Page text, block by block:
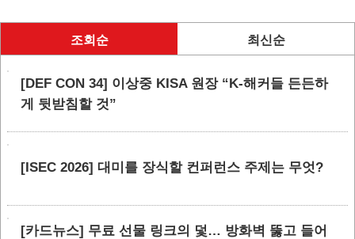
조회순 최신순
[DEF CON 34] 이상중 KISA 원장 “K-해커들 든든하
게 뒷받침할 것”
[ISEC 2026] 대미를 장식할 컨퍼런스 주제는 무엇?
[카드뉴스] 무료 선물 링크의 덫… 방화벽 뚫고 들어